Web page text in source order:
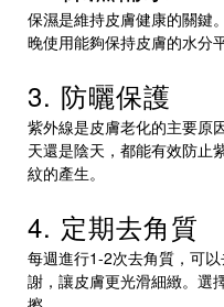
保濕是維持皮膚健康的關鍵
晚使用能夠保持皮膚的水分
3. 防曬保護
紫外線是皮膚老化的主要原
天還是陰天，都能有效防止
紋的產生。
4. 定期去角質
每週進行1-2次去角質，可
謝，讓皮膚更光滑細緻。選